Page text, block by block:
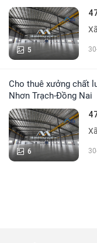
5
Cho thuê xưởng chất lượng cao 4.230m2 chỉ 470 triệu. KCN
Nhơn Trạch-Đồng Nai
6